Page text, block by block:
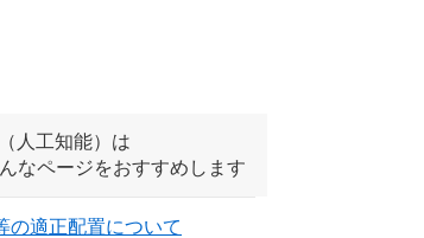
人工知能）は
なページをおすすめします
の適正配置について